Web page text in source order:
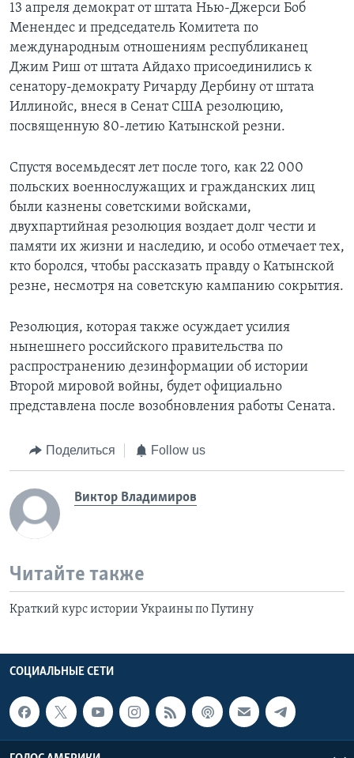
13 апреля демократ от штата Нью-Джерси Боб
Менендес и председатель Комитета по
международным отношениям республиканец
Джим Риш от штата Айдахо присоединились к
сенатору-демократу Ричарду Дербину от штата
Иллинойс, внеся в Сенат США резолюцию,
посвященную 80-летию Катынской резни.
Спустя восемьдесят лет после того, как 22 000
польских военнослужащих и гражданских лиц
были казнены советскими войсками,
двухпартийная резолюция воздает долг чести и
памяти их жизни и наследию, и особо отмечает тех,
кто боролся, чтобы рассказать правду о Катынской
резне, несмотря на советскую кампанию сокрытия.
Резолюция, которая также осуждает усилия
нынешнего российского правительства по
распространению дезинформации об истории
Второй мировой войны, будет официально
представлена после возобновления работы Сената.
Поделиться Follow us
Виктор Владимиров
Читайте также
Краткий курс истории Украины по Путину
СОЦИАЛЬНЫЕ СЕТИ